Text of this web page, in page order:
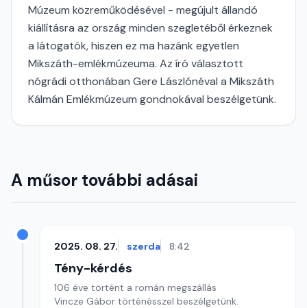
Múzeum közreműködésével - megújult állandó
kiállításra az ország minden szegletéből érkeznek
a látogatók, hiszen ez ma hazánk egyetlen
Mikszáth-emlékmúzeuma. Az író választott
nógrádi otthonában Gere Lászlónéval a Mikszáth
Kálmán Emlékmúzeum gondnokával beszélgetünk.
A műsor további adásai
2025. 08. 27. szerda 8:42
Tény-kérdés
106 éve történt a román megszállás
Vincze Gábor történésszel beszélgetünk.